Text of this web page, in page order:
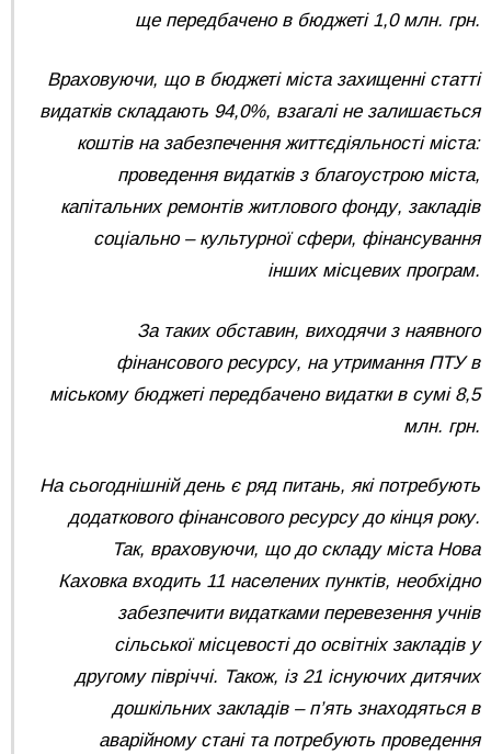
ще передбачено в бюджеті 1,0 млн. грн.
Враховуючи, що в бюджеті міста захищенні статті
видатків складають 94,0%, взагалі не залишається
коштів на забезпечення життєдіяльності міста:
проведення видатків з благоустрою міста,
капітальних ремонтів житлового фонду, закладів
соціально – культурної сфери, фінансування
інших місцевих програм.
За таких обставин, виходячи з наявного
фінансового ресурсу, на утримання ПТУ в
міському бюджеті передбачено видатки в сумі 8,5
млн. грн.
На сьогоднішній день є ряд питань, які потребують
додаткового фінансового ресурсу до кінця року.
Так, враховуючи, що до складу міста Нова
Каховка входить 11 населених пунктів, необхідно
забезпечити видатками перевезення учнів
сільської місцевості до освітніх закладів у
другому півріччі. Також, із 21 існуючих дитячих
дошкільних закладів – п’ять знаходяться в
аварійному стані та потребують проведення